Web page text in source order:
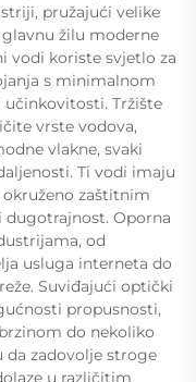
pružajući velike
žilu moderne
vodi koriste svjetlo za
s minimalnom
Tržište
vrste vodova,
vlakne, svaki
Ti vodi imaju
zaštitnim
Oporna
od
usluga interneta do
Suviđajući optički
propusnosti,
do nekoliko
da zadovolje stroge
u različitim